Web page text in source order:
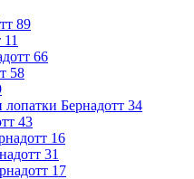
89
11
66
58
Бернадотт 34
43
16
31
17